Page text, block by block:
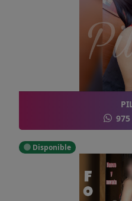
Disponible